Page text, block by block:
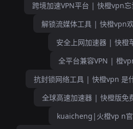
跨境加速VPN平台 | 快橙vpn
解锁流媒体工具 | 快橙vpn
安全上网加速器 | 快橙
全平台兼容VPN | 橙
抗封锁网络工具 | 快橙vpn 是
全球高速加速器 | 快橙版免
kuaicheng|火橙vp n